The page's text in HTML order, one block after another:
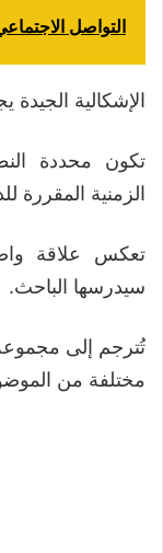
التواصل
الإشكالية
تكون محددة
الزمنية المقررة
تعكس علاقة
سيدرسها الباحث.
تُترجم إلى
مختلفة من